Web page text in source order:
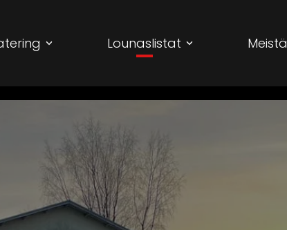
Lounaslistat Meistä